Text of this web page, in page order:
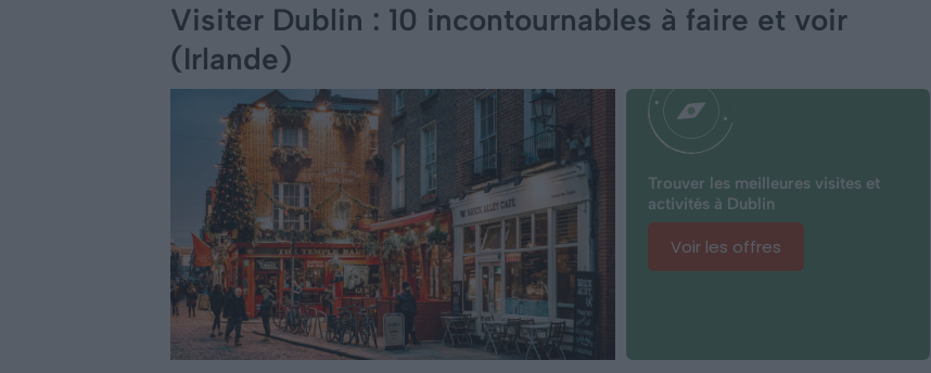
Visiter Dublin : 10 incontournables à faire et voir
(Irlande)
Trouver les meilleures visites et
activités à Dublin
Voir les offres